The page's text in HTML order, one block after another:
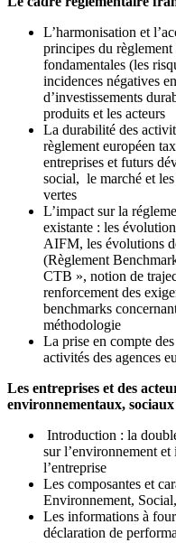
L’harmonisation et
principes du
fondamentales (les
incidences négatives
d’investissements
produits et les acteurs
La durabilité des
règlement européen
entreprises et futurs
social, le marché et
vertes
L’impact sur la
existante : les
AIFM, les évolutions
(Règlement
CTB », notion de
renforcement des
benchmarks
méthodologie
La prise en compte
activités des agences
Les entreprises et des
environnementaux,
Introduction : la
sur l’environnement
l’entreprise
Les composantes et
Environnement,
Les informations à
déclaration de